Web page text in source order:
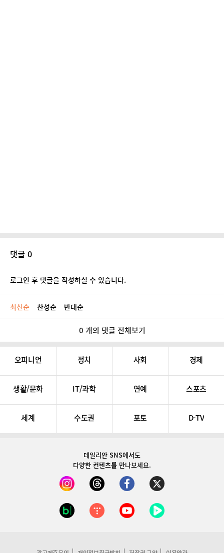
댓글 0
로그인 후 댓글을 작성하실 수 있습니다.
최신순 찬성순 반대순
0 개의 댓글 전체보기
오피니언 정치 사회 경제
생활/문화 IT/과학 연예 스포츠
세계 수도권 포토 D-TV
데일리안 SNS에서도
다양한 컨텐츠를 만나보세요.